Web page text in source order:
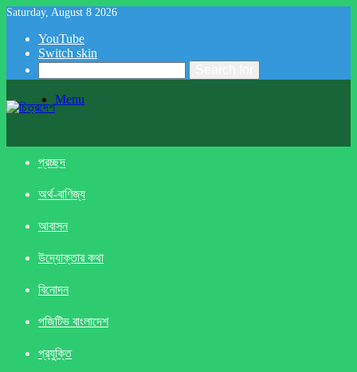
Saturday, August 8 2026
YouTube
Switch skin
Menu
প্রচ্ছদ
অর্থ-বাণিজ্য
আবাসন
উদ্যোক্তার কথা
বিনোদন
পজিটিভ বাংলাদেশ
প্রযুক্তি